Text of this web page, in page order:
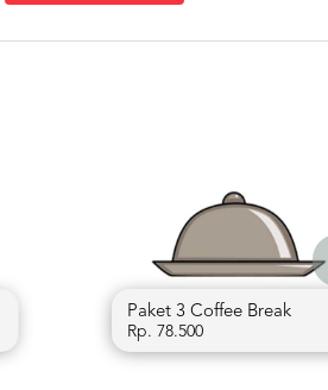
Paket VIP Coffee Break
Rp. 75.000